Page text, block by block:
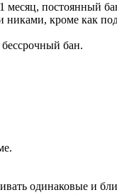
месяц, постоянный
кроме как
бан.
одинаковые и